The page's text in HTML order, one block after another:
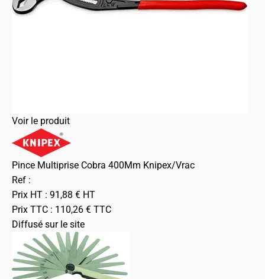
Voir le produit
Pince Multiprise Cobra 400Mm Knipex/Vrac
Ref :
Prix HT : 91,88 € HT
Prix TTC : 110,26 € TTC
Diffusé sur le site